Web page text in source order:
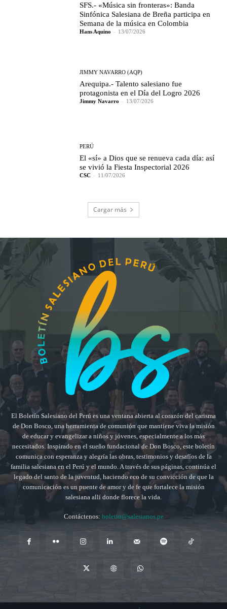
SFS.- «Música sin fronteras»: Banda
Sinfónica Salesiana de Breña participa en
Semana de la música en Colombia
Hans Aquino - 13/07/2026
JIMMY NAVARRO (AQP)
Arequipa.- Talento salesiano fue
protagonista en el Día del Logro 2026
Jimmy Navarro - 13/07/2026
PERÚ
El «sí» a Dios que se renueva cada día: así
se vivió la Fiesta Inspectorial 2026
CSC - 11/07/2026
Cargar más
El Boletín Salesiano del Perú es una ventana abierta al corazón del carisma
de Don Bosco, una herramienta de comunión que mantiene viva la misión
de educar y evangelizar a niños y jóvenes, especialmente a los más
necesitados. Inspirado en el sueño fundacional de Don Bosco, este boletín
comunica con esperanza y alegría las obras, testimonios y desafíos de la
familia salesiana en el Perú y el mundo. A través de sus páginas, continúa el
legado del santo de la juventud, haciendo eco de su convicción de que la
comunicación es un puente de amor y de fe que fortalece la misión
salesiana allí donde florece la vida.
Contáctenos: boletin@salesianos.pe